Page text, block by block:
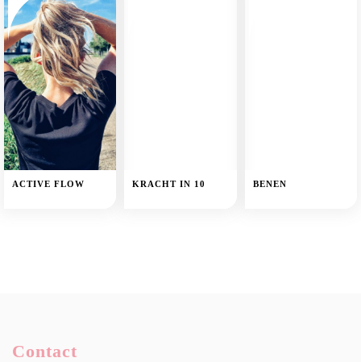
ACTIVE FLOW KRACHT IN 10 BENEN
Contact